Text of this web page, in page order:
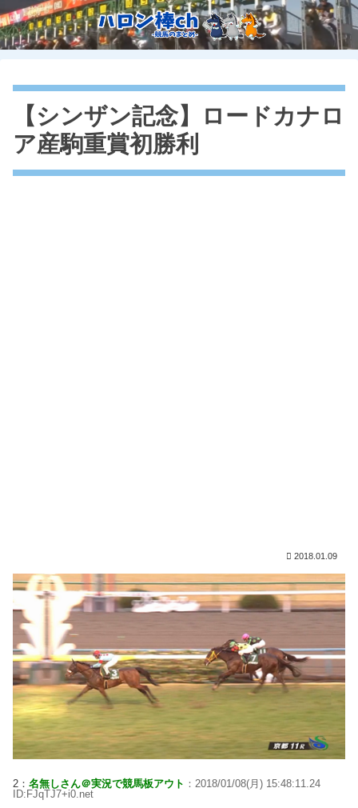
【シンザン記念】ロードカナロ
ア産駒重賞初勝利
2018.01.09
2： 名無しさん＠実況で競馬板アウト ：2018/01/08(月) 15:48:11.24
ID:FJqTJ7+i0.net